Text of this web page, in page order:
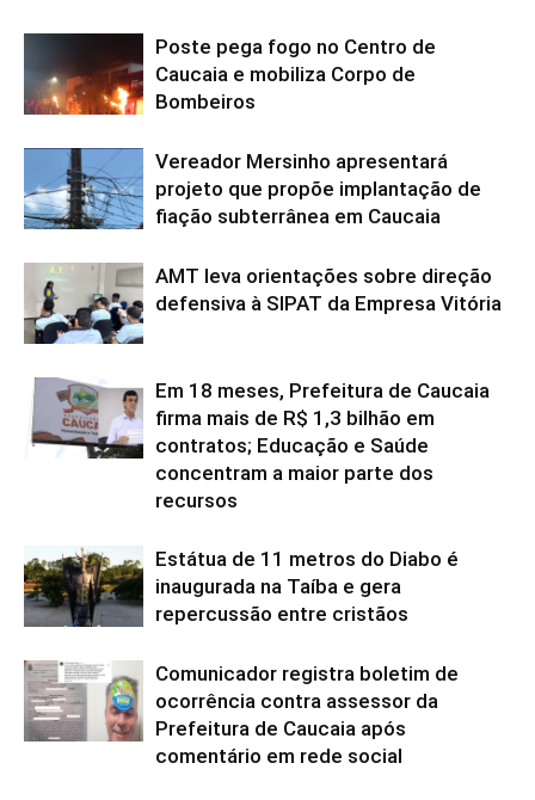
Poste pega fogo no Centro de
Caucaia e mobiliza Corpo de
Bombeiros
Vereador Mersinho apresentará
projeto que propõe implantação de
fiação subterrânea em Caucaia
AMT leva orientações sobre direção
defensiva à SIPAT da Empresa Vitória
Em 18 meses, Prefeitura de Caucaia
firma mais de R$ 1,3 bilhão em
contratos; Educação e Saúde
concentram a maior parte dos
recursos
Estátua de 11 metros do Diabo é
inaugurada na Taíba e gera
repercussão entre cristãos
Comunicador registra boletim de
ocorrência contra assessor da
Prefeitura de Caucaia após
comentário em rede social